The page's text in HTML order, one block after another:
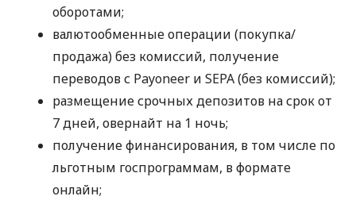
оборотами;
валютообменные операции (покупка/
продажа) без комиссий, получение
переводов с Payoneer и SEPA (без комиссий);
размещение срочных депозитов на срок от
7 дней, овернайт на 1 ночь;
получение финансирования, в том числе по
льготным госпрограммам, в формате
онлайн;